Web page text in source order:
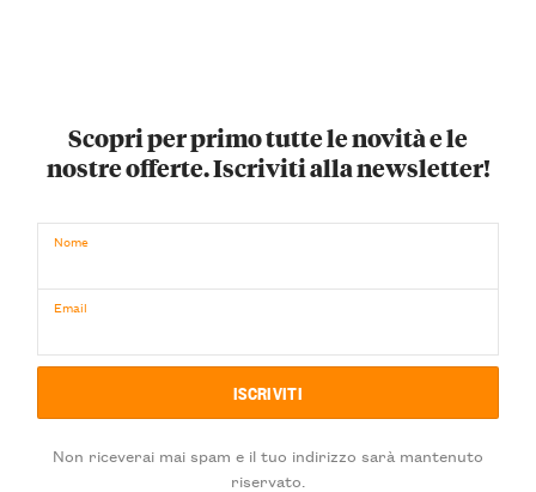
Scopri per primo tutte le novità e le
nostre offerte. Iscriviti alla newsletter!
Nome
Email
Non riceverai mai spam e il tuo indirizzo sarà mantenuto
riservato.